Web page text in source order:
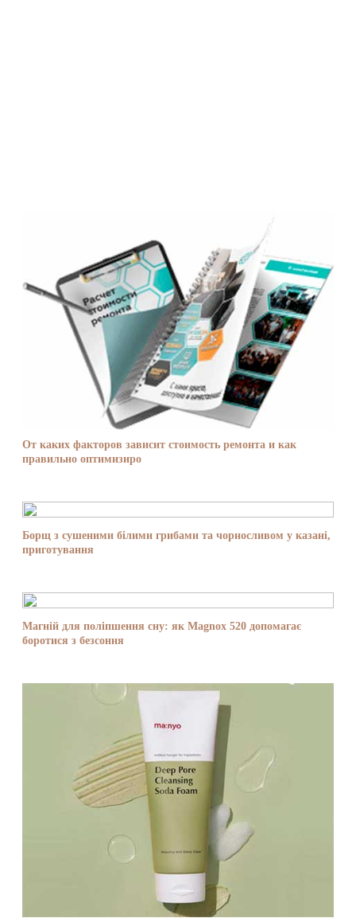
От каких факторов зависит стоимость ремонта и как
правильно оптимизиро
Борщ з сушеними білими грибами та чорносливом у казані,
приготування
Магній для поліпшення сну: як Magnox 520 допомагає
боротися з безсоння